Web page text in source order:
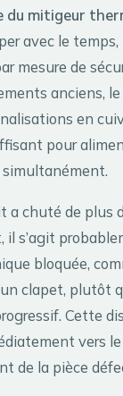
du mitigeur
avec le
mesure de
anciens,
en
pour
simultanément.
a chuté de plus
s’agit
bloquée,
clapet, plutôt
Cette
vers le
de la pièce